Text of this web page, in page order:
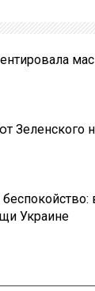
Зеленского
Украине